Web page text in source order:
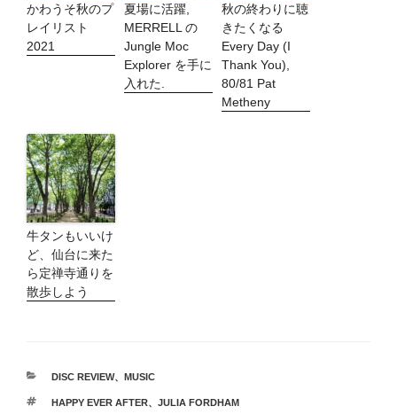
かわうそ秋のプ
レイリスト
2021
夏場に活躍,
MERRELL の
Jungle Moc
Explorer を手に
入れた.
秋の終わりに聴
きたくなる
Every Day (I
Thank You),
80/81 Pat
Metheny
牛タンもいいけ
ど、仙台に来た
ら定禅寺通りを
散歩しよう
カ
ゴ
DISC REVIEW、 MUSIC
タ
HAPPY EVER AFTER、 JULIA FORDHAM